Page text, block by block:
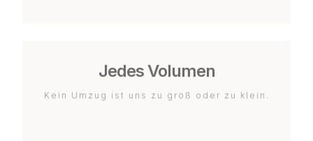
Jedes Volumen
Kein Umzug ist uns zu groß oder zu klein.